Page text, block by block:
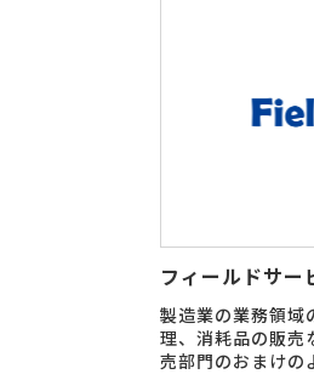
フィールドサー
製造業の業務領域
理、消耗品の販売
売部門のおまけの